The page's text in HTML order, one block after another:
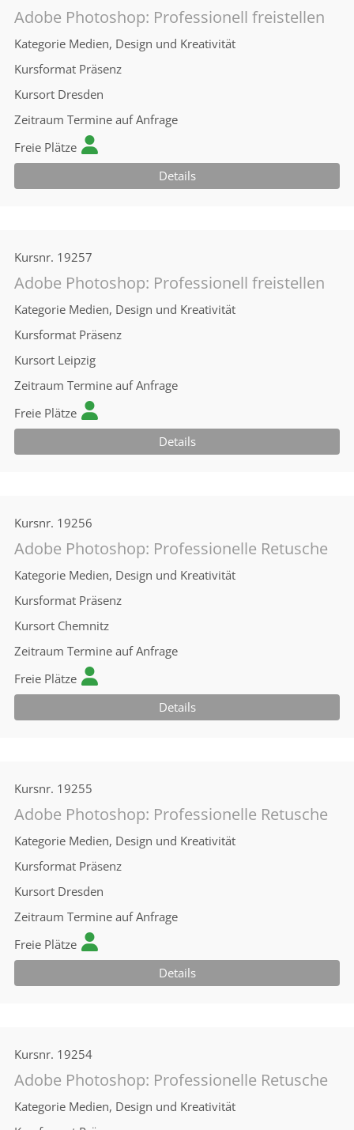
Adobe Photoshop: Professionell freistellen
Kategorie Medien, Design und Kreativität
Kursformat Präsenz
Kursort Dresden
Zeitraum Termine auf Anfrage
Freie Plätze
Details
Kursnr. 19257
Adobe Photoshop: Professionell freistellen
Kategorie Medien, Design und Kreativität
Kursformat Präsenz
Kursort Leipzig
Zeitraum Termine auf Anfrage
Freie Plätze
Details
Kursnr. 19256
Adobe Photoshop: Professionelle Retusche
Kategorie Medien, Design und Kreativität
Kursformat Präsenz
Kursort Chemnitz
Zeitraum Termine auf Anfrage
Freie Plätze
Details
Kursnr. 19255
Adobe Photoshop: Professionelle Retusche
Kategorie Medien, Design und Kreativität
Kursformat Präsenz
Kursort Dresden
Zeitraum Termine auf Anfrage
Freie Plätze
Details
Kursnr. 19254
Adobe Photoshop: Professionelle Retusche
Kategorie Medien, Design und Kreativität